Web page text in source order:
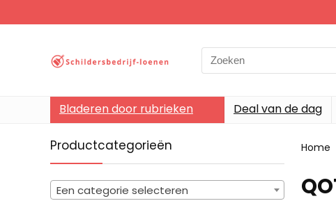
Search
for:
Bladeren door rubrieken Deal van de dag
Productcategorieën
Een categorie selecteren
Home